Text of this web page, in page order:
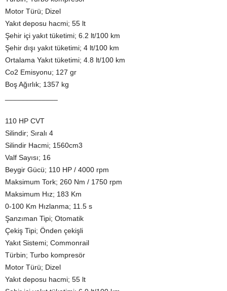
Motor Türü; Dizel
Yakıt deposu hacmi; 55 lt
Şehir içi yakıt tüketimi; 6.2 lt/100 km
Şehir dışı yakıt tüketimi; 4 lt/100 km
Ortalama Yakıt tüketimi; 4.8 lt/100 km
Co2 Emisyonu; 127 gr
Boş Ağırlık; 1357 kg
110 HP CVT
Silindir; Sıralı 4
Silindir Hacmi; 1560cm3
Valf Sayısı; 16
Beygir Gücü; 110 HP / 4000 rpm
Maksimum Tork; 260 Nm / 1750 rpm
Maksimum Hız; 183 Km
0-100 Km Hızlanma; 11.5 s
Şanzıman Tipi; Otomatik
Çekiş Tipi; Önden çekişli
Yakıt Sistemi; Commonrail
Türbin; Turbo kompresör
Motor Türü; Dizel
Yakıt deposu hacmi; 55 lt